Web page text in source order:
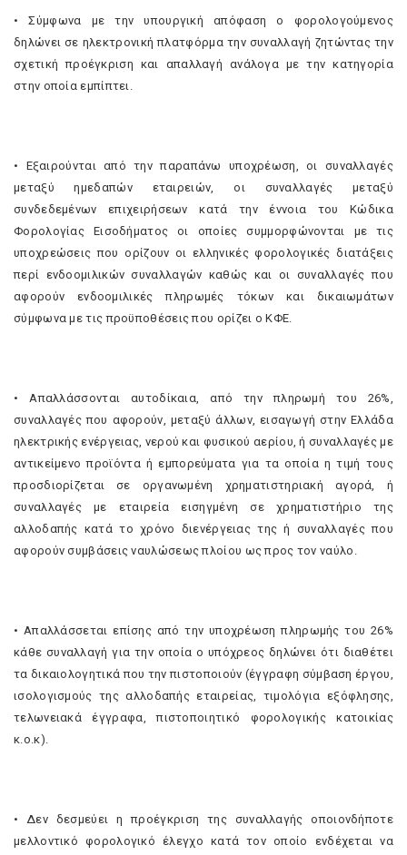
• Σύμφωνα με την υπουργική απόφαση ο φορολογούμενος
δηλώνει σε ηλεκτρονική πλατφόρμα την συναλλαγή ζητώντας την
σχετική προέγκριση και απαλλαγή ανάλογα με την κατηγορία
στην οποία εμπίπτει.
• Εξαιρούνται από την παραπάνω υποχρέωση, οι συναλλαγές
μεταξύ ημεδαπών εταιρειών, οι συναλλαγές μεταξύ
συνδεδεμένων επιχειρήσεων κατά την έννοια του Κώδικα
Φορολογίας Εισοδήματος οι οποίες συμμορφώνονται με τις
υποχρεώσεις που ορίζουν οι ελληνικές φορολογικές διατάξεις
περί ενδοομιλικών συναλλαγών καθώς και οι συναλλαγές που
αφορούν ενδοομιλικές πληρωμές τόκων και δικαιωμάτων
σύμφωνα με τις προϋποθέσεις που ορίζει ο ΚΦΕ.
• Απαλλάσσονται αυτοδίκαια, από την πληρωμή του 26%,
συναλλαγές που αφορούν, μεταξύ άλλων, εισαγωγή στην Ελλάδα
ηλεκτρικής ενέργειας, νερού και φυσικού αερίου, ή συναλλαγές με
αντικείμενο προϊόντα ή εμπορεύματα για τα οποία η τιμή τους
προσδιορίζεται σε οργανωμένη χρηματιστηριακή αγορά, ή
συναλλαγές με εταιρεία εισηγμένη σε χρηματιστήριο της
αλλοδαπής κατά το χρόνο διενέργειας της ή συναλλαγές που
αφορούν συμβάσεις ναυλώσεως πλοίου ως προς τον ναύλο.
• Απαλλάσσεται επίσης από την υποχρέωση πληρωμής του 26%
κάθε συναλλαγή για την οποία ο υπόχρεος δηλώνει ότι διαθέτει
τα δικαιολογητικά που την πιστοποιούν (έγγραφη σύμβαση έργου,
ισολογισμούς της αλλοδαπής εταιρείας, τιμολόγια εξόφλησης,
τελωνειακά έγγραφα, πιστοποιητικό φορολογικής κατοικίας
κ.ο.κ).
• Δεν δεσμεύει η προέγκριση της συναλλαγής οποιονδήποτε
μελλοντικό φορολογικό έλεγχο κατά τον οποίο ενδέχεται να